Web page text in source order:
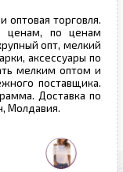
оптовая торговля.
ценам, по ценам
опт, мелкий
аксессуары по
мелким оптом и
поставщика.
Доставка по
Молдавия.